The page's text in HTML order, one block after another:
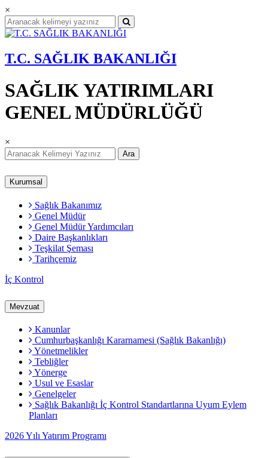
×
T.C. SAĞLIK BAKANLIĞI
SAĞLIK YATIRIMLARI
GENEL MÜDÜRLÜĞÜ
×
Ara
Kurumsal
Sağlık Bakanımız
Genel Müdür
Genel Müdür Yardımcıları
Daire Başkanlıkları
Teşkilat Şeması
Tarihçemiz
İç Kontrol
Mevzuat
Kanunlar
Cumhurbaşkanlığı Kararnamesi (Sağlık Bakanlığı)
Yönetmelikler
Tebliğler
Yönerge
Usul ve Esaslar
Genelgeler
Sağlık Bakanlığı İç Kontrol Standartlarına Uyum Eylem
Planları
2026 Yılı Yatırım Programı